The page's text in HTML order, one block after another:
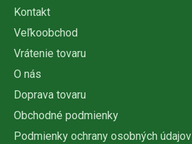
Kontakt
Veľkoobchod
Vrátenie tovaru
O nás
Doprava tovaru
Obchodné podmienky
Podmienky ochrany osobných údajov